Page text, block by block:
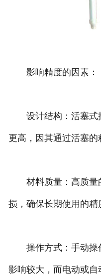
影响精度的因素：
设计结构：活塞式
更高，因其通过活塞的
材料质量：高质量
损，确保长期使用的精
操作方式：手动操
影响较大，而电动或自